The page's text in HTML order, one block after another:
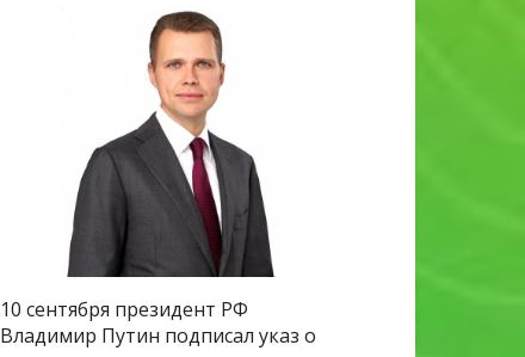
10 сентября президент РФ
Владимир Путин подписал указ о